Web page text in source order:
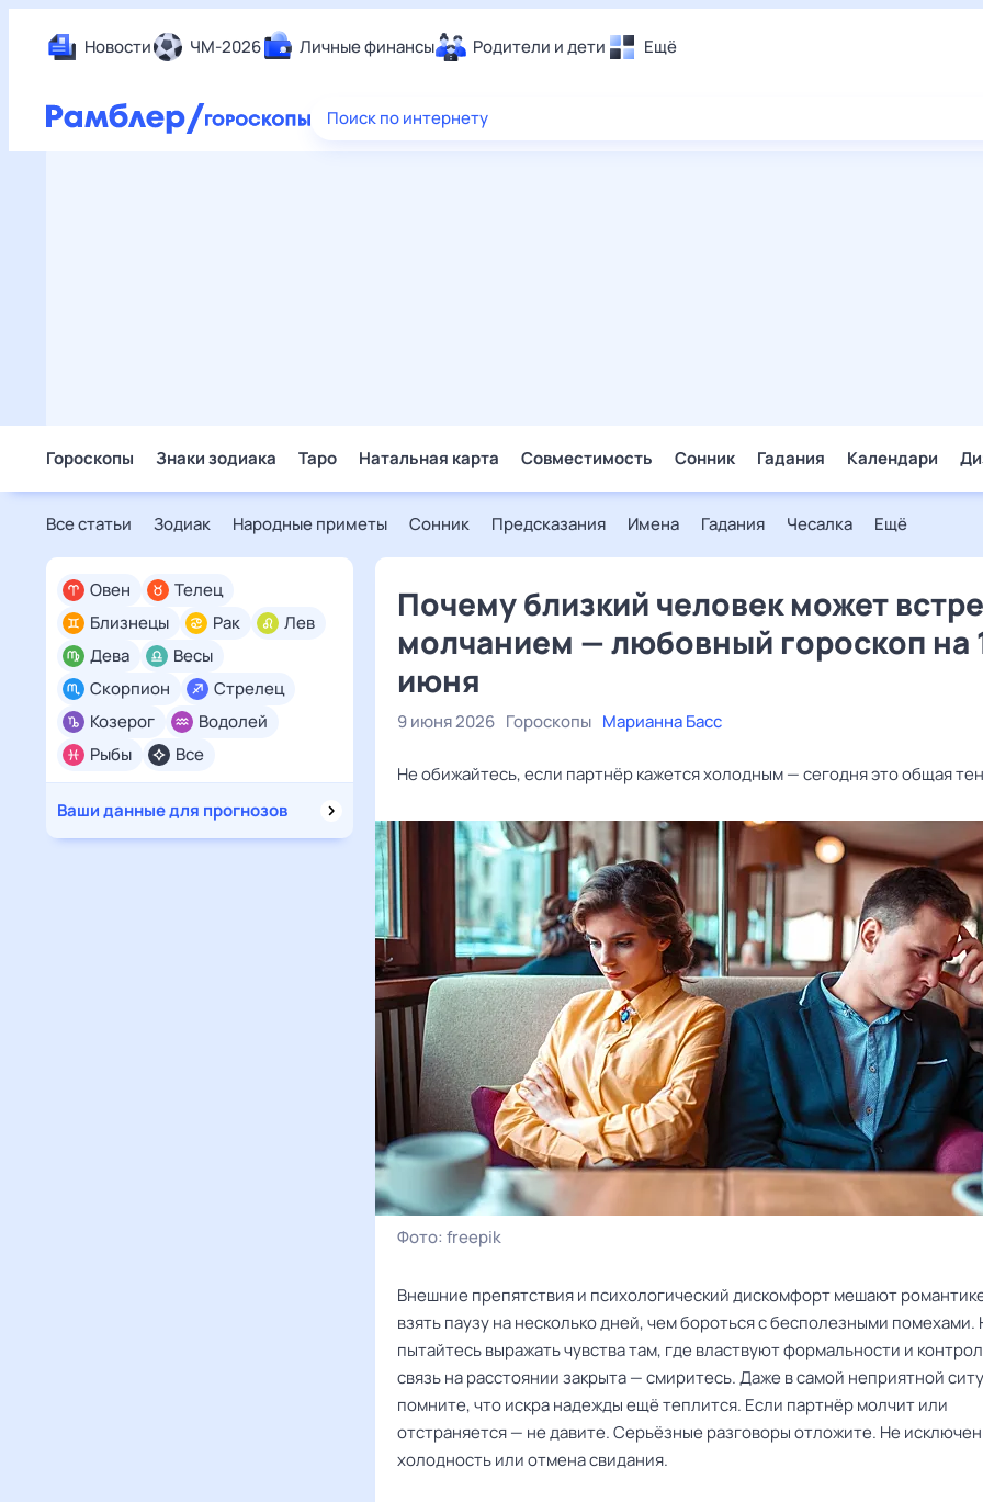
Новости ЧМ-2026 Личные финансы Родители и дети Ещё
Еда
Поиск по интернету
Гороскопы Знаки зодиака Таро Натальная карта Совместимость Сонник Гадания Календари
Все статьи Зодиак Народные приметы Сонник Предсказания Имена Гадания Чесалка Ещё
Все
Овен
Телец
Близнецы
Рак
Лев
Дева
Весы
Скорпион
Стрелец
Козерог
Водолей
Рыбы
Ваши данные для прогнозов
Почему близкий человек может
молчанием — любовный гороскоп на
июня
9 июня 2026 Гороскопы Марианна Басс
Не обижайтесь, если партнёр кажется холодным — сегодня это общая
Фото: freepik
Внешние препятствия и психологический дискомфорт мешают
взять паузу на несколько дней, чем бороться с бесполезными помехами.
пытайтесь выражать чувства там, где властвуют формальности и
связь на расстоянии закрыта — смиритесь. Даже в самой неприятной
помните, что искра надежды ещё теплится. Если партнёр молчит или
отстраняется — не давите. Серьёзные разговоры отложите. Не
холодность или отмена свидания.